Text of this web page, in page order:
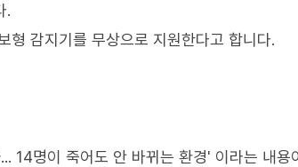
.
형 감지기를 무상으로 지원한다고 합니다.
14명이 죽어도 안 바뀌는 환경' 이라는 내용